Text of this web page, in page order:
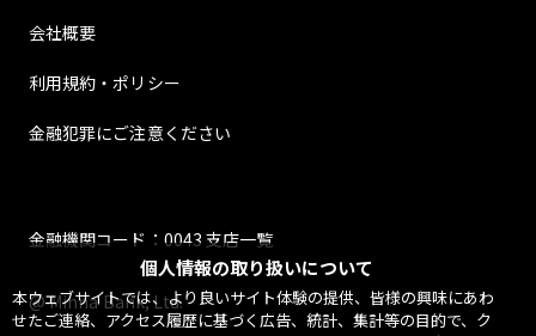
個人情報の取り扱いについて
本ウェブサイトでは、より良いサイト体験の提供、皆様の興味にあわ
せたご連絡、アクセス履歴に基づく広告、統計、集計等の目的で、ク
会社概要
利用規約・ポリシー
金融犯罪にご注意ください
金融機関コード：0043 支店一覧
@ Minna Bank, Ltd.